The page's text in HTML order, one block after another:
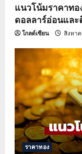
แนวโน้มราคาทอ
ดอลลาร์อ่อนและ
โกลด์เซียน สิงหา
ราคาทอง